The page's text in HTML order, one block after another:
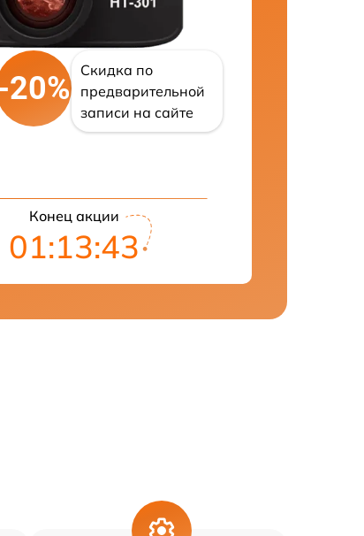
20%
Скидка по
предварительной
записи на сайте
Конец акции
01:13:42